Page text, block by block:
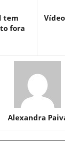
tem
fora
Alexandra